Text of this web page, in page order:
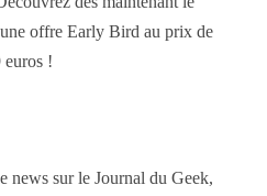
offre Early Bird au prix de
euros !
news sur le Journal du Geek,